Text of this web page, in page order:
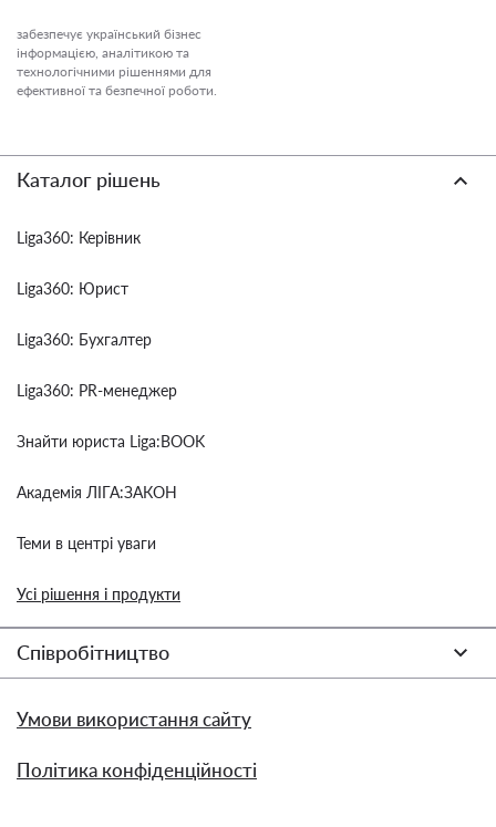
забезпечує український бізнес
інформацією, аналітикою та
технологічними рішеннями для
ефективної та безпечної роботи.
Каталог рішень
Liga360: Керівник
Liga360: Юрист
Liga360: Бухгалтер
Liga360: PR-менеджер
Знайти юриста Liga:BOOK
Академія ЛІГА:ЗАКОН
Теми в центрі уваги
Усі рішення і продукти
Співробітництво
Умови використання сайту
Політика конфіденційності